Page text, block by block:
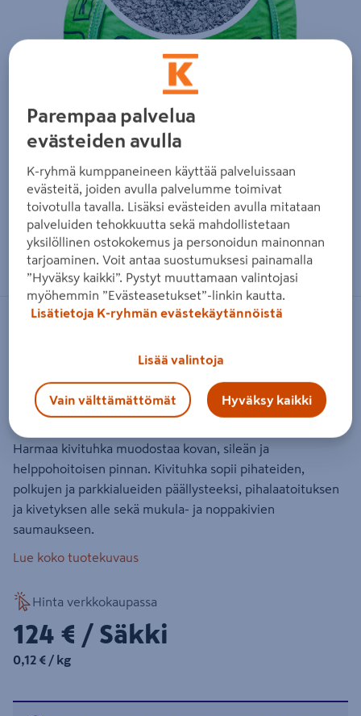
Zoomaa kuvaa sormilla kosketusnäytöllä
Kivituhka Siisti Piha 0-6 mm harmaa
Tuotenumero:502404327 EAN-koodi : 6430038321138
Harmaa kivituhka muodostaa kovan, sileän ja
helppohoitoisen pinnan. Kivituhka sopii pihateiden,
polkujen ja parkkialueiden päällysteeksi, pihalaatoituksen
ja kivetyksen alle sekä mukula- ja noppakivien
saumaukseen.
Lue koko tuotekuvaus
Hinta verkkokaupassa
124€/Säkki
124 € / Säkki
0,12€/kg
0,12 € / kg
Parempaa palvelua
evästeiden avulla
K-ryhmä kumppaneineen käyttää palveluissaan
evästeitä, joiden avulla palvelumme toimivat
toivotulla tavalla. Lisäksi evästeiden avulla mitataan
palveluiden tehokkuutta sekä mahdollistetaan
yksilöllinen ostokokemus ja personoidun mainonnan
tarjoaminen. Voit antaa suostumuksesi painamalla
”Hyväksy kaikki”. Pystyt muuttamaan valintojasi
myöhemmin ”Evästeasetukset”-linkin kautta.
Lisätietoja K-ryhmän evästekäytännöistä
Lisää valintoja
Vain välttämättömät Hyväksy kaikki